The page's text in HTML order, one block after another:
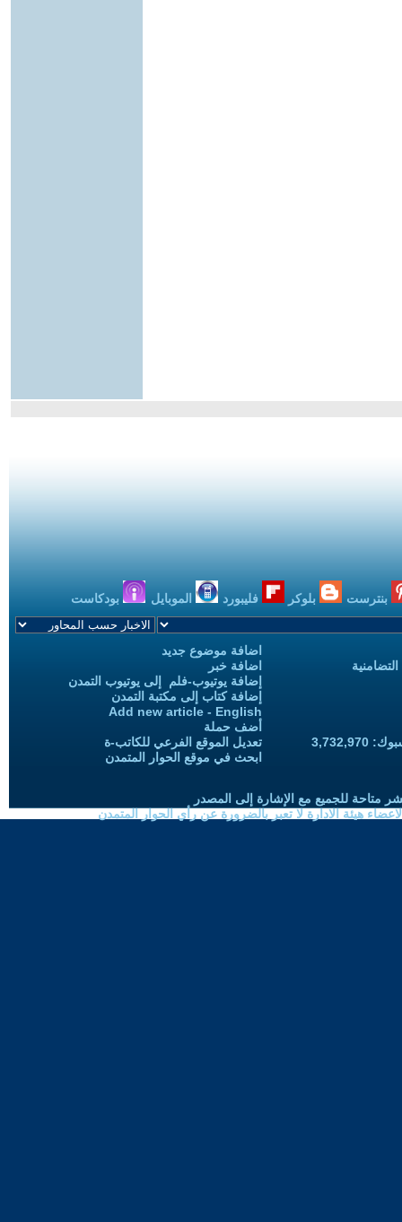
بنترست بلوكر فليبورد الموبايل بودكاست
اضافة موضوع جديد
اضافة خبر
إضافة يوتيوب-فلم إلى يوتيوب التمدن
إضافة كتاب إلى مكتبة التمدن
Add new article - English
أضف حملة
تعديل الموقع الفرعي للكاتب-ة
ابحث في موقع الحوار المتمدن
متاحة للجميع مع الإشارة إلى المصدر
هيئة الادارة لا تعبر بالضرورة عن رأي الحوار المتمدن